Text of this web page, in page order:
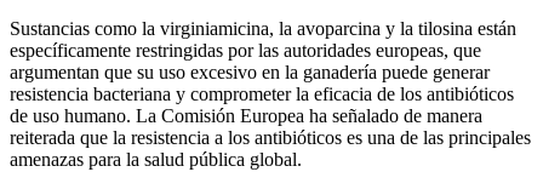
Sustancias como la virginiamicina, la avoparcina y la tilosina están
específicamente restringidas por las autoridades europeas, que
argumentan que su uso excesivo en la ganadería puede generar
resistencia bacteriana y comprometer la eficacia de los antibióticos
de uso humano. La Comisión Europea ha señalado de manera
reiterada que la resistencia a los antibióticos es una de las principales
amenazas para la salud pública global.